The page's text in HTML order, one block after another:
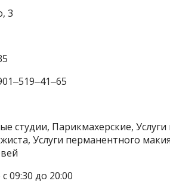
3
студии, Парикмахерские, Услуги
Услуги перманентного
09:30 до 20:00